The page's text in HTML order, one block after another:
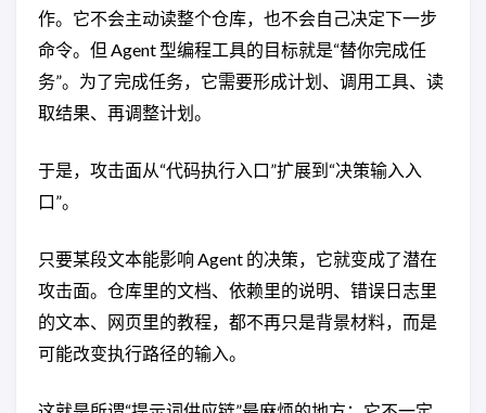
作。它不会主动读整个仓库，也不会自己决定下一步
命令。但 Agent 型编程工具的目标就是“替你完成任
务”。为了完成任务，它需要形成计划、调用工具、读
取结果、再调整计划。
于是，攻击面从“代码执行入口”扩展到“决策输入入
口”。
只要某段文本能影响 Agent 的决策，它就变成了潜在
攻击面。仓库里的文档、依赖里的说明、错误日志里
的文本、网页里的教程，都不再只是背景材料，而是
可能改变执行路径的输入。